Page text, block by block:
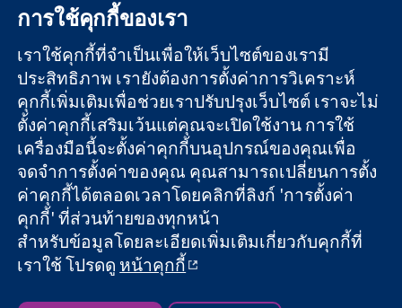
หลักฐานที่เชื่อถือ
ได้
สู่การตัดสินใจ
อย่างมีข้อมูล
เพื่อสุขภาพที่ดีขึ้น
London
United Kingdom
About us
ตำแหน่งงาน
Cochrane
Library
The Cochrane Collaboration เป็นองค์กรการกุศล (เลขที่ 1045921)
และบริษัทจำกัดโดยการค้ำประกัน (เลขที่ 03044323) ที่จดทะเบียน
ในอังกฤษและเวลส์ หมายเลขจดทะเบียนภาษีมูลค่าเพิ่ม GB 718
2127 49
สงวนลิขสิทธิ์ © 2026 The Cochrane Collaboration
ข้อกำหนดและเงื่อนไขการใช้เว็บไซต์|ข้อความปฏิเสธความรับ
การใช้คุกกี้ของเรา
เราใช้คุกกี้ที่จำเป็นเพื่อให้เว็บไซต์ของเรามี
ประสิทธิภาพ เรายังต้องการตั้งค่าการวิเคราะห์
คุกกี้เพิ่มเติมเพื่อช่วยเราปรับปรุงเว็บไซต์ เราจะไม่
ตั้งค่าคุกกี้เสริมเว้นแต่คุณจะเปิดใช้งาน การใช้
เครื่องมือนี้จะตั้งค่าคุกกี้บนอุปกรณ์ของคุณเพื่อ
จดจำการตั้งค่าของคุณ คุณสามารถเปลี่ยนการตั้ง
ค่าคุกกี้ได้ตลอดเวลาโดยคลิกที่ลิงก์ 'การตั้งค่า
คุกกี้' ที่ส่วนท้ายของทุกหน้า
สำหรับข้อมูลโดยละเอียดเพิ่มเติมเกี่ยวกับคุกกี้ที่
เราใช้ โปรดดู หน้าคุกกี้